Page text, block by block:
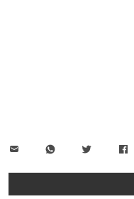
WhatsAppTwitter